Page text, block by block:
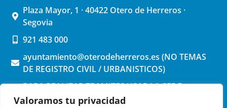
Valoramos tu privacidad
Plaza Mayor, 1 · 40422 Otero de Herreros ·
Segovia
921 483 000
ayuntamiento@oterodeherreros.es (NO TEMAS
DE REGISTRO CIVIL / URBANISTICOS)
PARA REALIZAR TRAMITES USAR LA SEDE
ELECTRONICA (pinchar aquí)